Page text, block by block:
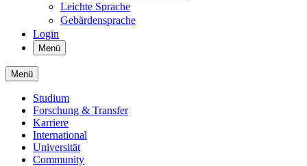
Leichte Sprache
Gebärdensprache
Login
Menü
Menü
Studium
Forschung & Transfer
Karriere
International
Universität
Community